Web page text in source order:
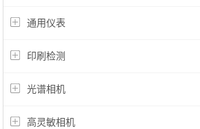
公司新闻
联系我们
通用仪表
印刷检测
光谱相机
高灵敏相机